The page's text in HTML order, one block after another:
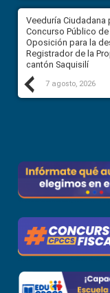
Previous
Veeduría Ciudadana
Concurso Público
Oposición para la
Registrador de la
cantón Saquisilí
7 agosto, 2026